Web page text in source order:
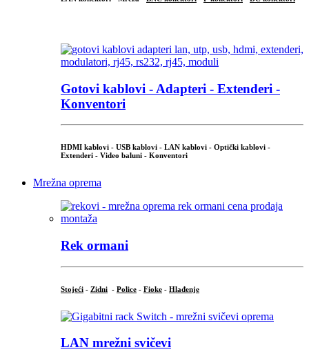
Gotovi kablovi - Adapteri - Extenderi -
Konventori
HDMI kablovi - USB kablovi - LAN kablovi - Optički kablovi -
Extenderi - Video baluni - Konventori
Mrežna oprema
Rek ormani
Stojeći - Zidni - Police - Fioke - Hlađenje
LAN mrežni svičevi